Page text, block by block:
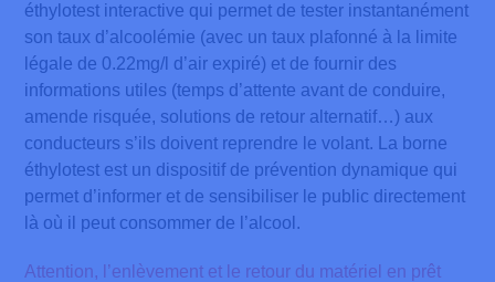
éthylotest interactive qui permet de tester instantanément
son taux d’alcoolémie (avec un taux plafonné à la limite
légale de 0.22mg/l d’air expiré) et de fournir des
informations utiles (temps d’attente avant de conduire,
amende risquée, solutions de retour alternatif…) aux
conducteurs s’ils doivent reprendre le volant. La borne
éthylotest est un dispositif de prévention dynamique qui
permet d’informer et de sensibiliser le public directement
là où il peut consommer de l’alcool.
Attention, l’enlèvement et le retour du matériel en prêt